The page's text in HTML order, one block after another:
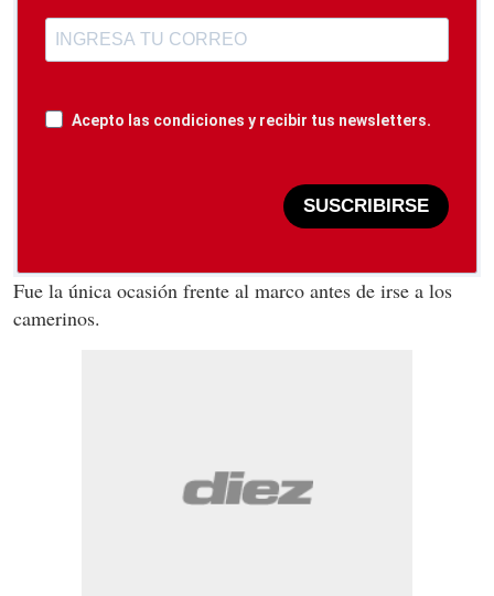
Acepto las condiciones y recibir tus newsletters.
SUSCRIBIRSE
Fue la única ocasión frente al marco antes de irse a los
camerinos.